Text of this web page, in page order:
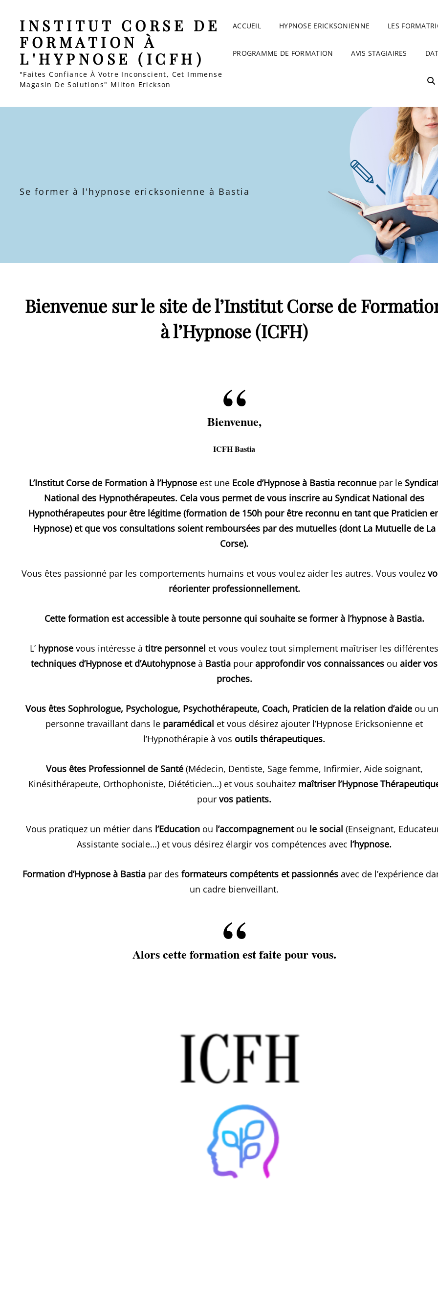
INSTITUT CORSE DE
FORMATION À
L'HYPNOSE (ICFH)
"Faites Confiance À Votre Inconscient, Cet Immense
Magasin De Solutions" Milton Erickson
ACCUEIL HYPNOSE ERICKSONIENNE LES
PROGRAMME DE FORMATION AVIS STAGIAIRES
Se former à l'hypnose ericksonienne à Bastia
Bienvenue sur le site de l’Institut Corse de
à l’Hypnose (ICFH)
Bienvenue,
ICFH Bastia
L’Institut Corse de Formation à l’Hypnose est une Ecole d’Hypnose à Bastia reconnue par le
National des Hypnothérapeutes. Cela vous permet de vous inscrire au Syndicat National des
Hypnothérapeutes pour être légitime (formation de 150h pour être reconnu en tant que Praticien
Hypnose) et que vos consultations soient remboursées par des mutuelles (dont La Mutuelle de La
Corse).
Vous êtes passionné par les comportements humains et vous voulez aider les autres. Vous voulez
réorienter professionnellement.
Cette formation est accessible à toute personne qui souhaite se former à l’hypnose à Bastia.
L’ hypnose vous intéresse àtitre personnel et vous voulez tout simplement maîtriser les différentes
techniques d’Hypnose et d’Autohypnose à Bastia pourapprofondir vos connaissances ouaider vos
proches.
Vous êtes Sophrologue, Psychologue, Psychothérapeute, Coach, Praticien de la relation d’aide ou
personne travaillant dans le paramédical et vous désirez ajouter l’Hypnose Ericksonienne et
l’Hypnothérapie à vos outils thérapeutiques.
Vous êtes Professionnel de Santé (Médecin, Dentiste, Sage femme, Infirmier, Aide soignant,
Kinésithérapeute, Orthophoniste, Diététicien…) et vous souhaitez maîtriser l’Hypnose
pourvos patients.
Vous pratiquez un métier dans l’Education ou l’accompagnementou le social (Enseignant,
Assistante sociale…) et vous désirez élargir vos compétences avec l’hypnose.
Formation d’Hypnose à Bastia par desformateurs compétents et passionnésavec de l’expérience
un cadre bienveillant.
Alors cette formation est faite pour vous.